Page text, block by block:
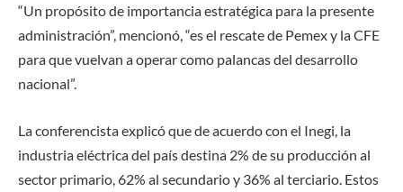
“Un propósito de importancia estratégica para la presente
administración”, mencionó, “es el rescate de Pemex y la CFE
para que vuelvan a operar como palancas del desarrollo
nacional”.
La conferencista explicó que de acuerdo con el Inegi, la
industria eléctrica del país destina 2% de su producción al
sector primario, 62% al secundario y 36% al terciario. Estos